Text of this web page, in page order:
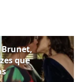
Brunet,
que